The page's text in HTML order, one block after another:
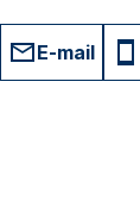
E-mail